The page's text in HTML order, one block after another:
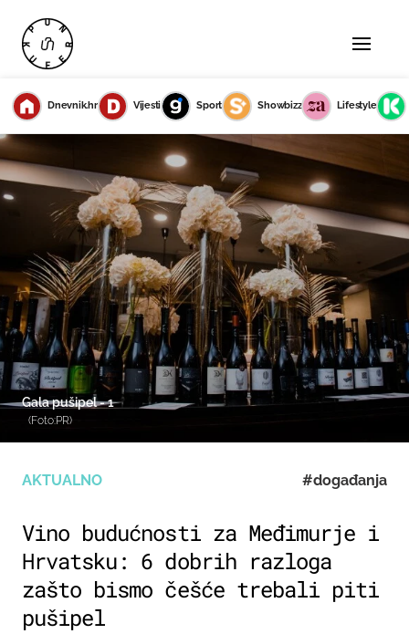
Dnevnik.hr Vijesti Sport Showbizz Lifestyle
AKTUALNO #događanja
Vino budućnosti za Međimurje i
Hrvatsku: 6 dobrih razloga
zašto bismo češće trebali piti
pušipel
Gala pušipel - 1
(Foto:PR)